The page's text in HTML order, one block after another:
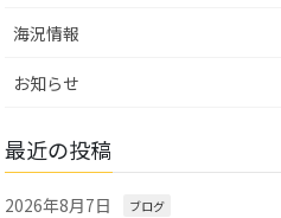
海況情報
お知らせ
最近の投稿
2026年8月7日 ブログ